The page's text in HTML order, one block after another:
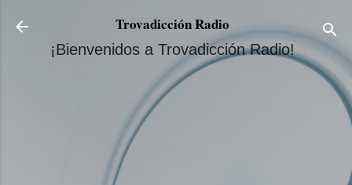
Ir al contenido principal
Trovadicción Radio
¡Bienvenidos a Trovadicción Radio!